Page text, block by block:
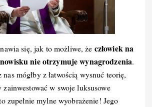
się, jak to możliwe, że człowiek na
nie otrzymuje wynagrodzenia.
mógłby z łatwością wysnuć teorię,
zainwestować w swoje luksusowe
zupełnie mylne wyobrażenie! Jego